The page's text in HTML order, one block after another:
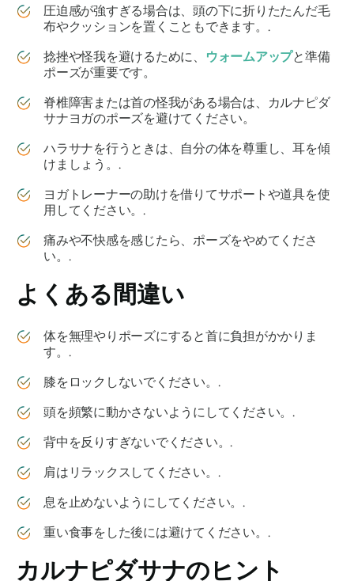
圧迫感が強すぎる場合は、頭の下に折りたたんだ毛
布やクッションを置くこともできます。.
捻挫や怪我を避けるために、
ウォームアップと準備
ポーズが重要です。
脊椎障害または首の怪我がある場合は、
カルナピダ
サナヨガのポーズを避けてください。
ハラサナを行うときは、自分の体を尊重し、耳を傾
けましょう。.
ヨガトレーナーの助けを借りてサポートや道具を使
用してください。.
痛みや不快感を感じたら、ポーズをやめてくださ
い。.
よくある間違い
体を無理やりポーズにすると首に負担がかかりま
す。.
膝をロックしないでください。.
頭を頻繁に動かさないようにしてください。.
背中を反りすぎないでください。.
肩はリラックスしてください。.
息を止めないようにしてください。.
重い食事をした後には避けてください。.
カルナピダサナのヒント